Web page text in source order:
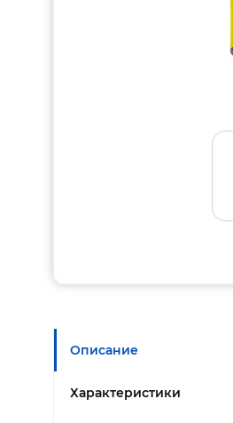
Описание
Характеристики